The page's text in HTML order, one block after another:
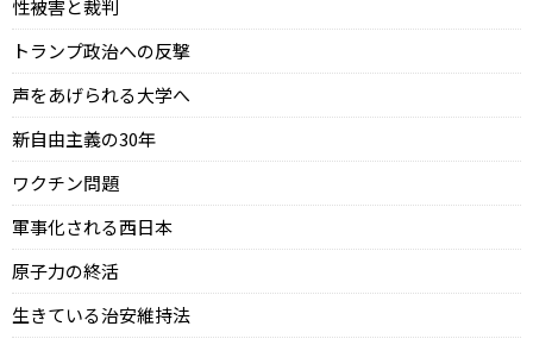
性被害と裁判
トランプ政治への反撃
声をあげられる大学へ
新自由主義の30年
ワクチン問題
軍事化される西日本
原子力の終活
生きている治安維持法